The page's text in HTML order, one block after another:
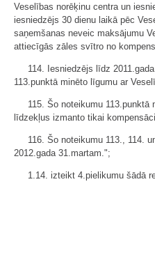
Veselības norēķinu centra un
iesniedzējs 30 dienu laikā pēc
saņemšanas neveic maksājumu
attiecīgās zāles svītro no
114. Iesniedzējs līdz
113.punktā minēto līgumu ar
115. Šo noteikumu
līdzekļus izmanto tikai
116. Šo noteikumu 113., 114.
2012.gada 31.martam.";
1.14. izteikt 4.pielikumu šādā